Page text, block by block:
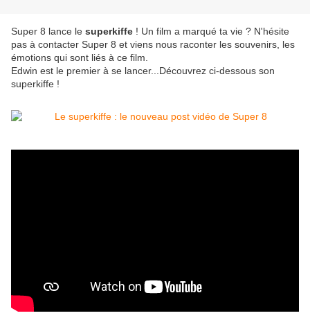
Super 8 lance le superkiffe ! Un film a marqué ta vie ? N'hésite
pas à contacter Super 8 et viens nous raconter les souvenirs, les
émotions qui sont liés à ce film.
Edwin est le premier à se lancer...Découvrez ci-dessous son
superkiffe !